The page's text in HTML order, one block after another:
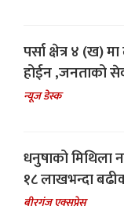
पर्सा क्षेत्र ४ (ख)
होईन ,जनताको
न्यूज डेस्क
धनुषाको मिथिला
१८ लाखभन्दा
बीरगंज एक्सप्रेस